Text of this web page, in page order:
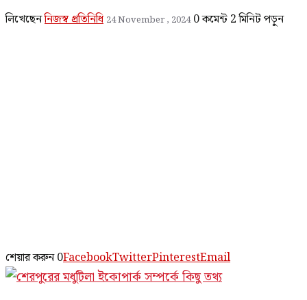
লিখেছেননিজস্ব প্রতিনিধি 24 November , 2024 0 কমেন্ট 2 মিনিট পড়ুন
শেয়ার করুন 0FacebookTwitterPinterestEmail